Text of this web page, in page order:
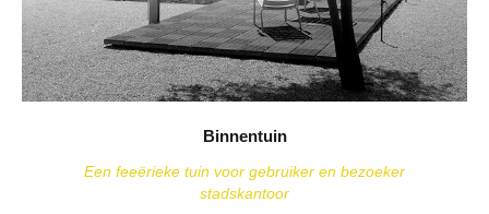
Binnentuin
Een feeërieke tuin voor gebruiker en bezoeker
stadskantoor